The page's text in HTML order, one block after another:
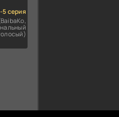
5 серия